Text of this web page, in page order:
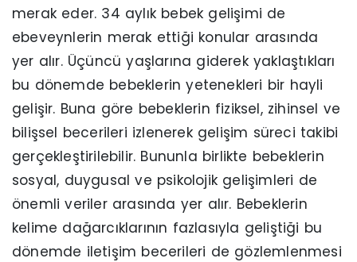
merak eder. 34 aylık bebek gelişimi de
ebeveynlerin merak ettiği konular arasında
yer alır. Üçüncü yaşlarına giderek yaklaştıkları
bu dönemde bebeklerin yetenekleri bir hayli
gelişir. Buna göre bebeklerin fiziksel, zihinsel ve
bilişsel becerileri izlenerek gelişim süreci takibi
gerçekleştirilebilir. Bununla birlikte bebeklerin
sosyal, duygusal ve psikolojik gelişimleri de
önemli veriler arasında yer alır. Bebeklerin
kelime dağarcıklarının fazlasıyla geliştiği bu
dönemde iletişim becerileri de gözlemlenmesi